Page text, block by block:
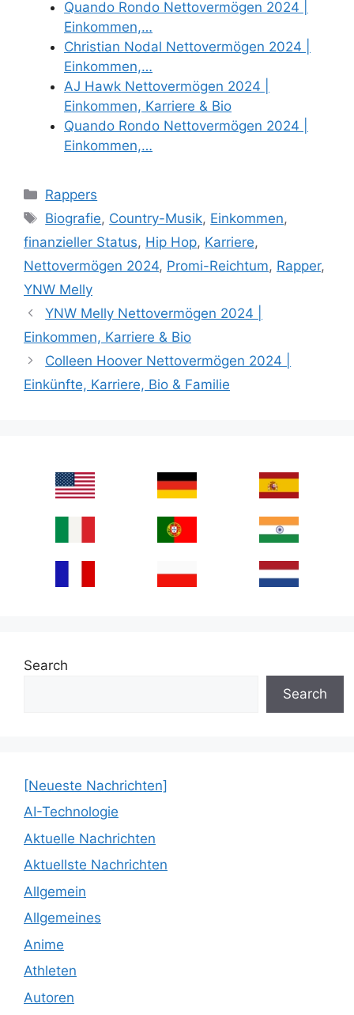
Quando Rondo Nettovermögen 2024 |
Einkommen,…
Christian Nodal Nettovermögen 2024 |
Einkommen,…
AJ Hawk Nettovermögen 2024 |
Einkommen, Karriere & Bio
Quando Rondo Nettovermögen 2024 |
Einkommen,…
Categories
Rappers
Tags
Biografie, Country-Musik, Einkommen,
finanzieller Status, Hip Hop, Karriere,
Nettovermögen 2024, Promi-Reichtum, Rapper,
YNW Melly
YNW Melly Nettovermögen 2024 |
Einkommen, Karriere & Bio
Colleen Hoover Nettovermögen 2024 |
Einkünfte, Karriere, Bio & Familie
Search
Search
[Neueste Nachrichten]
AI-Technologie
Aktuelle Nachrichten
Aktuellste Nachrichten
Allgemein
Allgemeines
Anime
Athleten
Autoren